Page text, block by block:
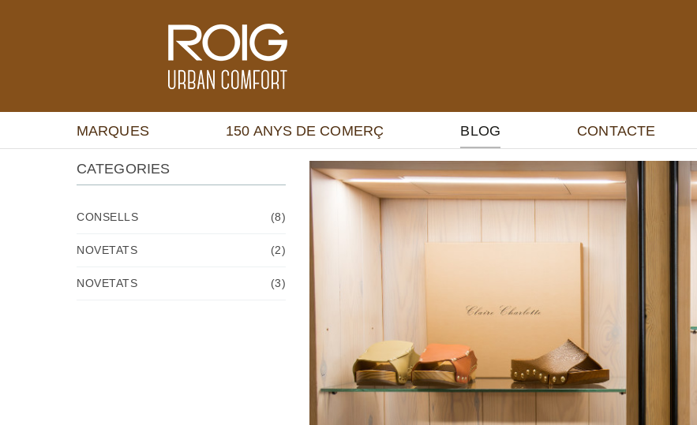
MARQUES 150 ANYS DE COMERÇ BLOG CONTACTE
CATEGORIES
CONSELLS (8)
NOVETATS (2)
NOVETATS (3)